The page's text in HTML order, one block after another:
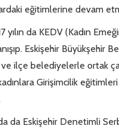
eğitimlerine devam
yılın da KEDV (Kadın
Eskişehir Büyükşehir
ilçe belediyelerle ortak
Girişimcilik
da da Eskişehir Denetimli